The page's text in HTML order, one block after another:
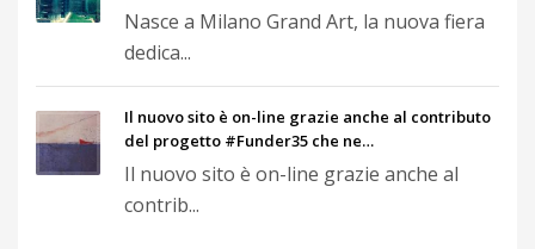
Nasce a Milano Grand Art, la nuova fiera
dedica...
Il nuovo sito è on-line grazie anche al contributo
del progetto #Funder35 che ne…
Il nuovo sito è on-line grazie anche al
contrib...